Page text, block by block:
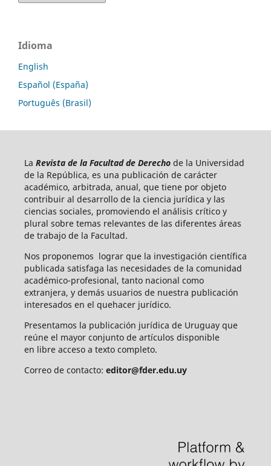
Idioma
English
Español (España)
Português (Brasil)
La Revista de la Facultad de Derecho de la Universidad
de la República, es una publicación de carácter
académico, arbitrada, anual, que tiene por objeto
contribuir al desarrollo de la ciencia jurídica y las
ciencias sociales, promoviendo el análisis crítico y
plural sobre temas relevantes de las diferentes áreas
de trabajo de la Facultad.
Nos proponemos lograr que la investigación científica
publicada satisfaga las necesidades de la comunidad
académico-profesional, tanto nacional como
extranjera, y demás usuarios de nuestra publicación
interesados en el quehacer jurídico.
Presentamos la publicación jurídica de Uruguay que
reúne el mayor conjunto de artículos disponible
en libre acceso a texto completo.
Correo de contacto: editor@fder.edu.uy